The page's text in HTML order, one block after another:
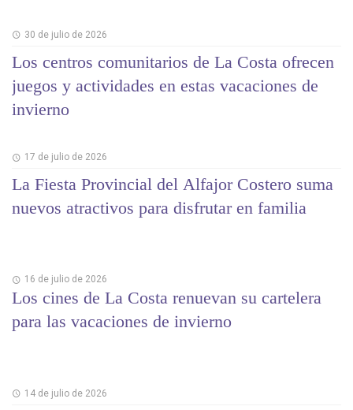
30 de julio de 2026
Los centros comunitarios de La Costa ofrecen
juegos y actividades en estas vacaciones de
invierno
17 de julio de 2026
La Fiesta Provincial del Alfajor Costero suma
nuevos atractivos para disfrutar en familia
16 de julio de 2026
Los cines de La Costa renuevan su cartelera
para las vacaciones de invierno
14 de julio de 2026